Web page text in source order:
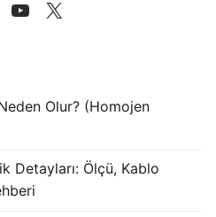
Şerit LED
LED Profilleri
Olur? (Homojen
Detayları: Ölçü, Kablo